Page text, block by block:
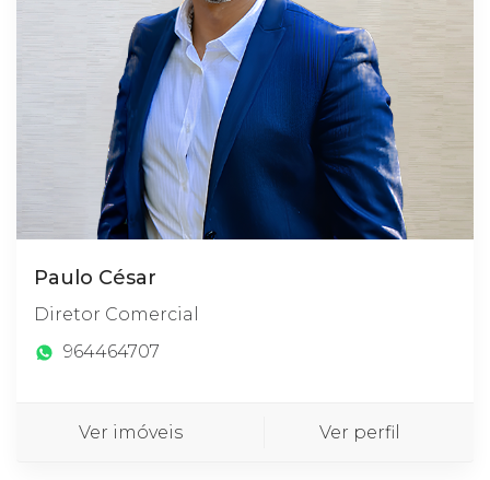
Paulo César
Diretor Comercial
964464707
Ver imóveis Ver perfil